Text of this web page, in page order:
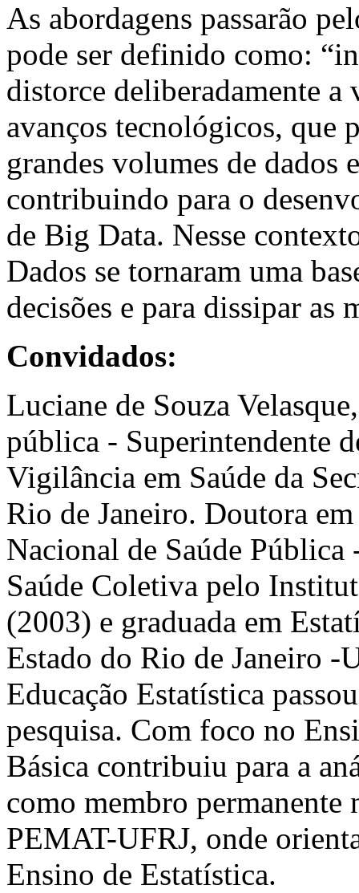
As abordagens passarão
pode ser definido como:
distorce deliberadamente a
avanços tecnológicos, que
grandes volumes de dados
contribuindo para o
de Big Data. Nesse
Dados se tornaram uma
decisões e para dissipar as
Convidados:
Luciane de Souza
pública - Superintendente
Vigilância em Saúde da
Rio de Janeiro. Doutora
Nacional de Saúde
Saúde Coletiva pelo
(2003) e graduada em
Estado do Rio de Janeiro -
Educação Estatística
pesquisa. Com foco no
Básica contribuiu para a
como membro
PEMAT-UFRJ, onde
Ensino de Estatística.